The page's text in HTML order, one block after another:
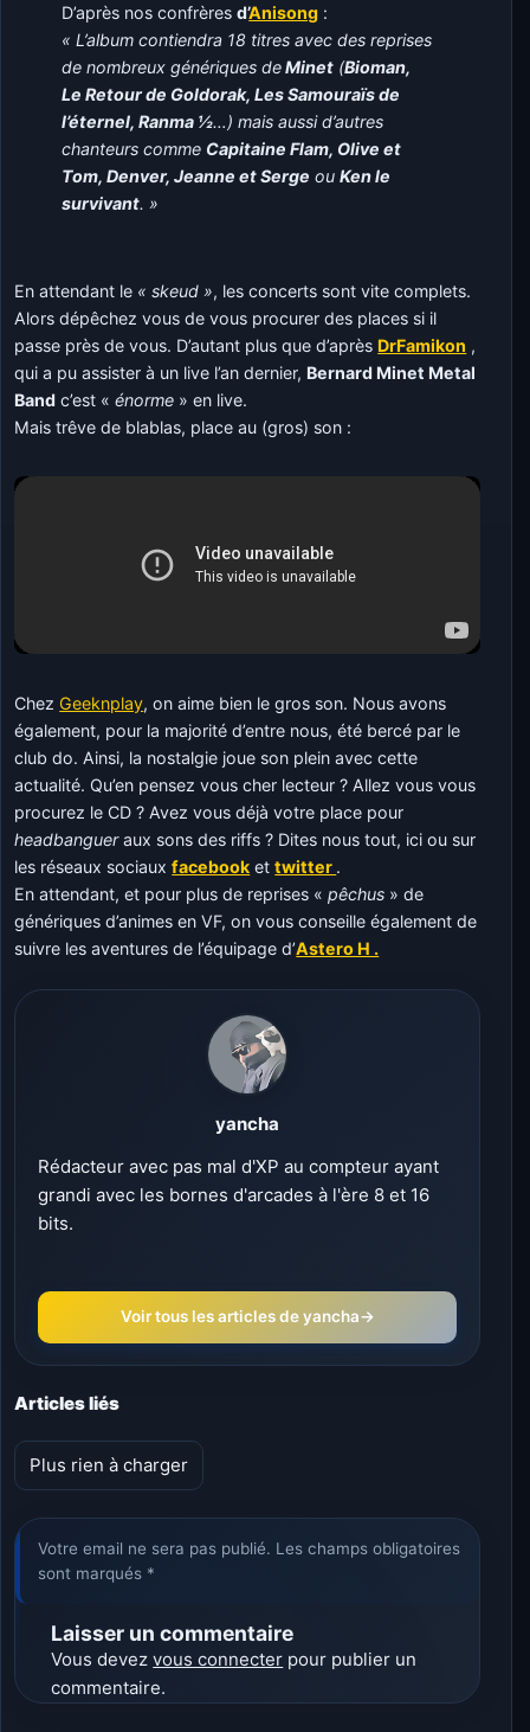
D’après nos confrèresd’Anisong :
« L’album contiendra 18 titres avec des reprises
de nombreux génériques deMinet (Bioman,
Le Retour de Goldorak, Les Samouraïs de
l’éternel, Ranma ½…) mais aussi d’autres
chanteurs comme Capitaine Flam, Olive et
Tom, Denver, Jeanne et Serge ouKen le
survivant. »
En attendant le « skeud », les concerts sont vite complets.
Alors dépêchez vous de vous procurer des places si il
passe près de vous. D’autant plus que d’aprèsDrFamikon ,
qui a pu assister à un live l’an dernier, Bernard Minet Metal
Band c’est «énorme » en live.
Mais trêve de blablas, place au (gros) son :
ChezGeeknplay, on aime bien le gros son. Nous avons
également, pour la majorité d’entre nous, été bercé par le
club do. Ainsi, la nostalgie joue son plein avec cette
actualité. Qu’en pensez vous cher lecteur ? Allez vous vous
procurez le CD ? Avez vous déjà votre place pour
headbangueraux sons des riffs ? Dites nous tout, ici ou sur
les réseaux sociauxfacebook ettwitter .
En attendant, et pour plus de reprises «pêchus » de
génériques d’animes en VF, on vous conseille également de
suivre les aventures de l’équipage d’Astero H .
yancha
Rédacteur avec pas mal d'XP au compteur ayant
grandi avec les bornes d'arcades à l'ère 8 et 16
bits.
Voir tous les articles de yancha→
Articles liés
Plus rien à charger
Votre email ne sera pas publié. Les champs obligatoires
sont marqués *
Laisser un commentaire
Vous devezvous connecter pour publier un
commentaire.